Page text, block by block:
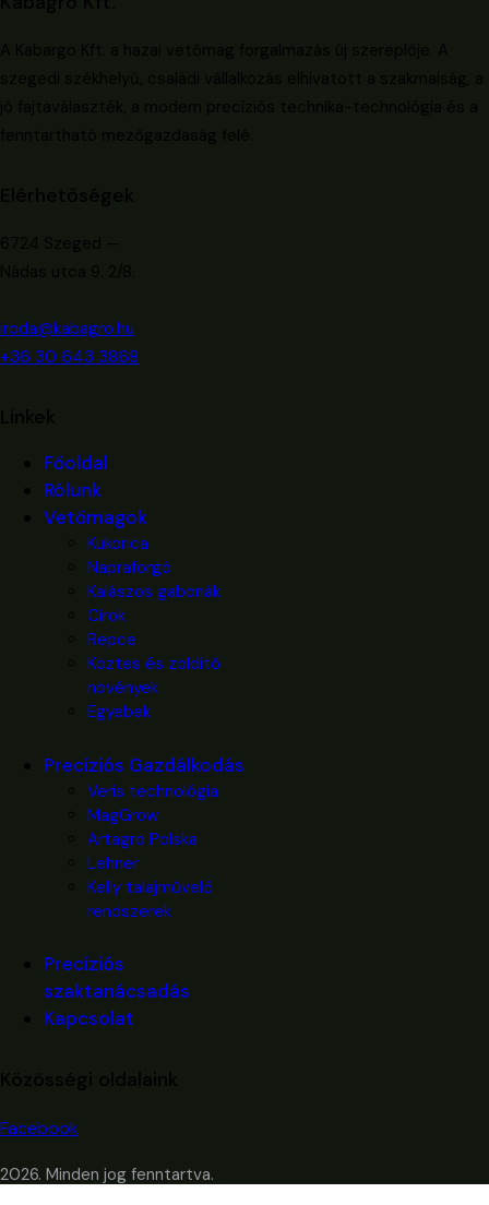
iroda@kabagro.hu
+36 30 643 3868
Főoldal
Rólunk
Vetőmagok
Kukorica
Napraforgó
Kalászos gabonák
Cirok
Repce
Köztes és zöldítő
növények
Egyebek
Precíziós Gazdálkodás
Veris technológia
MagGrow
Artagro Polska
Lehner
Kelly talajművelő
rendszerek
Precíziós
szaktanácsadás
Kapcsolat
Facebook
2026. Minden jog fenntartva.